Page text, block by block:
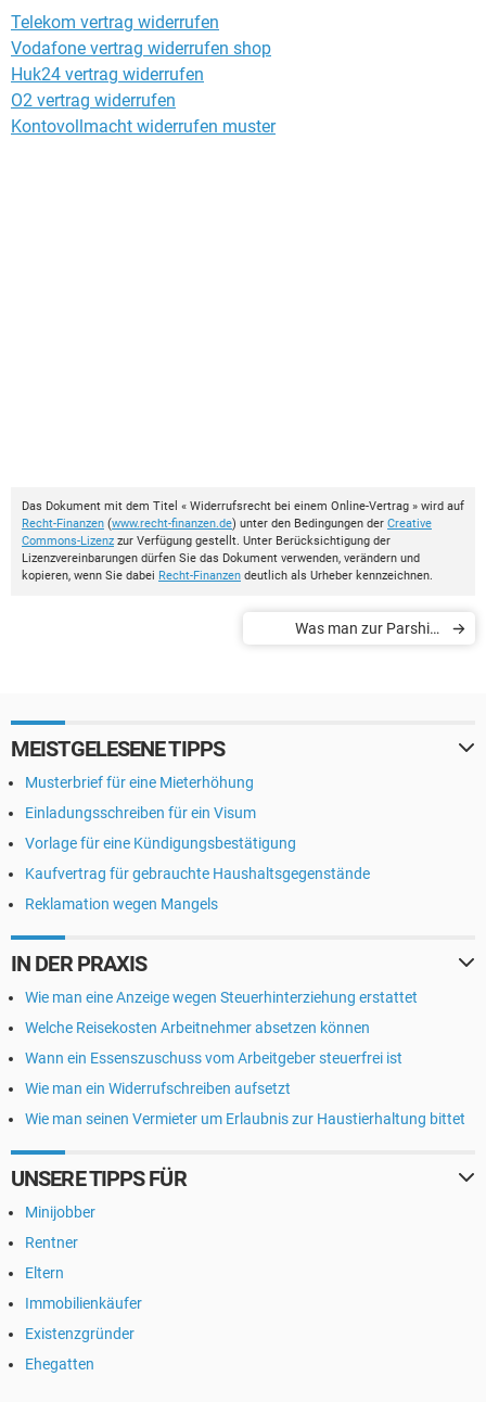
Telekom vertrag widerrufen
Vodafone vertrag widerrufen shop
Huk24 vertrag widerrufen
O2 vertrag widerrufen
Kontovollmacht widerrufen muster
Das Dokument mit dem Titel « Widerrufsrecht bei einem Online-Vertrag » wird auf
Recht-Finanzen (www.recht-finanzen.de) unter den Bedingungen der Creative
Commons-Lizenz zur Verfügung gestellt. Unter Berücksichtigung der
Lizenzvereinbarungen dürfen Sie das Dokument verwenden, verändern und
kopieren, wenn Sie dabei Recht-Finanzen deutlich als Urheber kennzeichnen.
Was man zur Parship-
MEISTGELESENE TIPPS
Musterbrief für eine Mieterhöhung
Einladungsschreiben für ein Visum
Vorlage für eine Kündigungsbestätigung
Kaufvertrag für gebrauchte Haushaltsgegenstände
Reklamation wegen Mangels
IN DER PRAXIS
Wie man eine Anzeige wegen Steuerhinterziehung erstattet
Welche Reisekosten Arbeitnehmer absetzen können
Wann ein Essenszuschuss vom Arbeitgeber steuerfrei ist
Wie man ein Widerrufschreiben aufsetzt
Wie man seinen Vermieter um Erlaubnis zur Haustierhaltung bittet
UNSERE TIPPS FÜR
Minijobber
Rentner
Eltern
Immobilienkäufer
Existenzgründer
Ehegatten